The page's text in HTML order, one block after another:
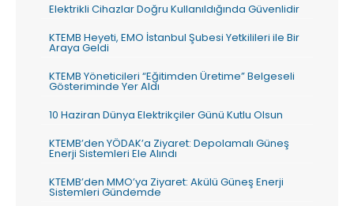
Elektrikli Cihazlar Doğru Kullanıldığında Güvenlidir
KTEMB Heyeti, EMO İstanbul Şubesi Yetkilileri ile Bir
Araya Geldi
KTEMB Yöneticileri “Eğitimden Üretime” Belgeseli
Gösteriminde Yer Aldı
10 Haziran Dünya Elektrikçiler Günü Kutlu Olsun
KTEMB’den YÖDAK’a Ziyaret: Depolamalı Güneş
Enerji Sistemleri Ele Alındı
KTEMB’den MMO’ya Ziyaret: Akülü Güneş Enerji
Sistemleri Gündemde